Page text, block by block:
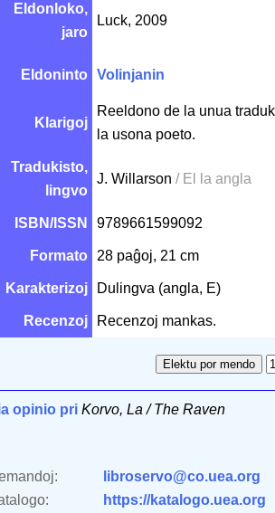
Eldonloko,
jaro
Luck, 2009
Eldoninto Volinjanin
Klarigoj
Reeldono de la unua
la usona poeto.
Tradukisto,
lingvo
J. Willarson / El la angla
ISBN/ISSN 9789661599092
Formato 28 paĝoj, 21 cm
Karakterizoj Dulingva (angla, E)
Recenzoj Recenzoj mankas.
opinio pri Korvo, La / The Raven
libroservo@co.uea.org
https://katalogo.uea.org